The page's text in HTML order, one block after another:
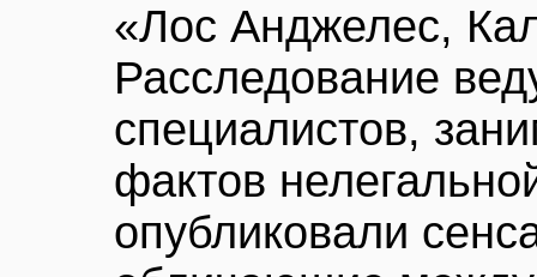
«Лос Анджелес,
Расследование
специалистов,
фактов
опубликовали